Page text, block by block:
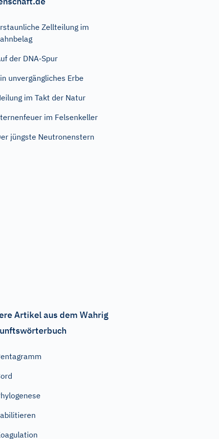
Zellteilung im
der DNA-Spur
unvergängliches Erbe
im Takt der Natur
im Felsenkeller
jüngste Neutronenstern
Artikel aus dem Wahrig